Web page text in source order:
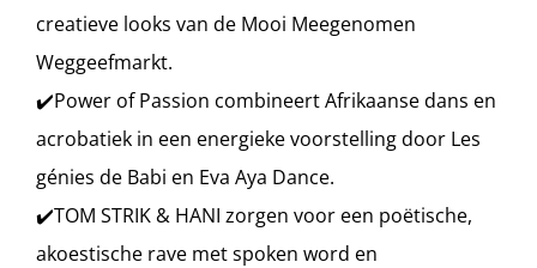
creatieve looks van de Mooi Meegenomen
Weggeefmarkt.
✔️Power of Passion combineert Afrikaanse dans en
acrobatiek in een energieke voorstelling door Les
génies de Babi en Eva Aya Dance.
✔️TOM STRIK & HANI zorgen voor een poëtische,
akoestische rave met spoken word en